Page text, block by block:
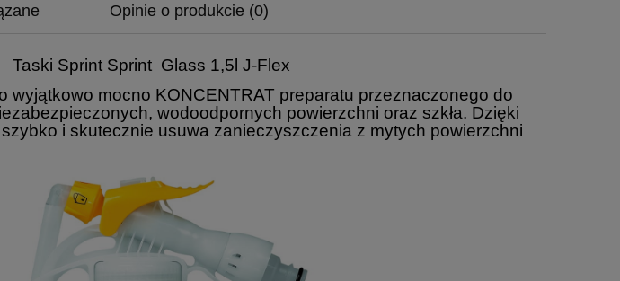
Opinie o produkcie (0)
Taski Sprint Sprint Glass 1,5l J-Flex
wyjątkowo mocno KONCENTRAT preparatu przeznaczonego do
wodoodpornych powierzchni oraz szkła. Dzięki
i skutecznie usuwa zanieczyszczenia z mytych powierzchni